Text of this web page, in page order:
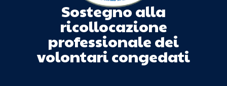
Sostegno alla
ricollocazione
professionale dei
volontari congedati